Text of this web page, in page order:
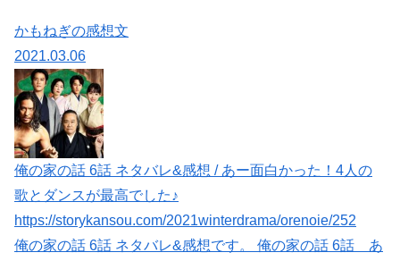
かもねぎの感想文
2021.03.06
俺の家の話 6話 ネタバレ&感想 / あー面白かった！4人の
歌とダンスが最高でした♪
https://storykansou.com/2021winterdrama/orenoie/252
俺の家の話 6話 ネタバレ&感想です。 俺の家の話 6話 あ